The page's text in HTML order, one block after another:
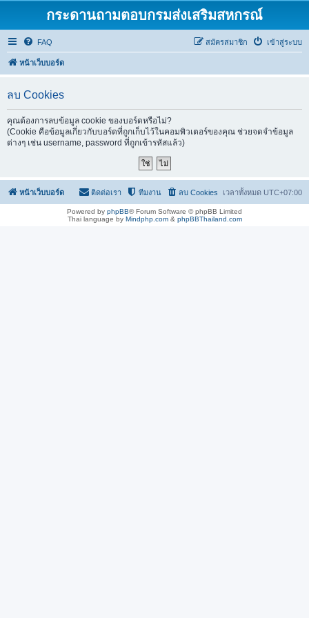
กระดานถามตอบกรมส่งเสริมสหกรณ์
FAQ เข้าสู่ระบบ
สมัครสมาชิก
หน้าเว็บบอร์ด
ลบ Cookies
คุณต้องการลบข้อมูล cookie ของบอร์ดหรือไม่?
(Cookie คือข้อมูลเกี่ยวกับบอร์ดที่ถูกเก็บไว้ในคอมพิวเตอร์ของคุณ ช่วยจดจำข้อมูล
ต่างๆ เช่น username, password ที่ถูกเข้ารหัสแล้ว)
หน้าเว็บบอร์ด เวลาทั้งหมด UTC+07:00
ลบ Cookies
ทีมงาน
ติดต่อเรา
Powered by phpBB® Forum Software © phpBB Limited
Thai language by Mindphp.com& phpBBThailand.com